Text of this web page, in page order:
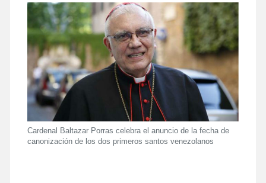
Cardenal Baltazar Porras celebra el anuncio de la fecha de
canonización de los dos primeros santos venezolanos